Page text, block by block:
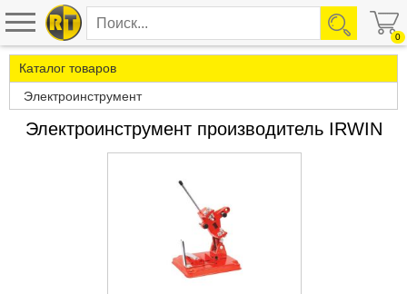
0
Каталог товаров
Электроинструмент
Электроинструмент производитель IRWIN